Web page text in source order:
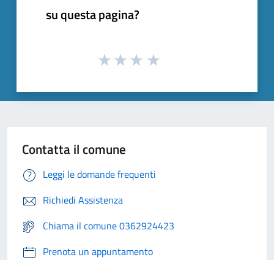
su questa pagina?
Contatta il comune
Leggi le domande frequenti
Richiedi Assistenza
Chiama il comune 0362924423
Prenota un appuntamento